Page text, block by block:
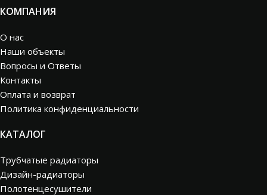
КОМПАНИЯ
О нас
Наши объекты
Вопросы и Ответы
Контакты
Оплата и возврат
Политика конфиденциальности
КАТАЛОГ
Трубчатые радиаторы
Дизайн-радиаторы
Полотенцесушители